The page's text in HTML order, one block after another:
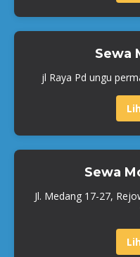
Sewa
jl Raya Pd ungu
Sewa
Jl. Medang 17-27,